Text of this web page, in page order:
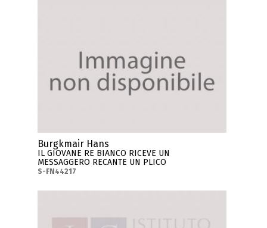
Burgkmair Hans
IL GIOVANE RE BIANCO RICEVE UN
MESSAGGERO RECANTE UN PLICO
S-FN44217